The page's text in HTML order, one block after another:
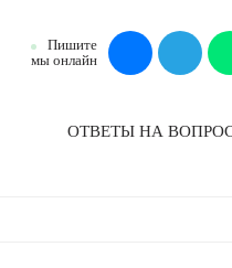
Пишите
мы онлайн
ОТВЕТЫ НА